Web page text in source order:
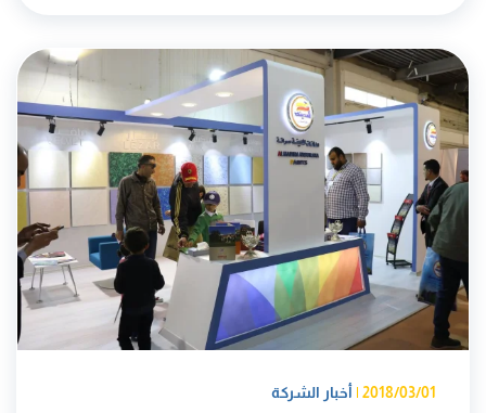
2018/03/01
| أخبار الشركة